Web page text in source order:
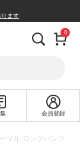
ます
0
会員登録
マル ロングパンツ